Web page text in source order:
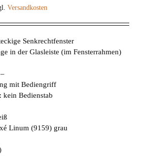
Versandkosten
Senkrechtfenster
in der Glasleiste (im Fensterrahmen)
–
mit Bediengriff
kein Bedienstab
Linum (9159) grau